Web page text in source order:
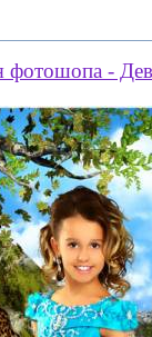
фотошопа -